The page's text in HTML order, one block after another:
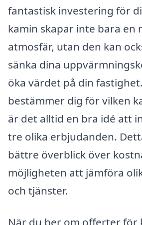
fantastisk investering för
kamin skapar inte bara en
atmosfär, utan den kan
sänka dina
öka värdet på din
bestämmer dig för vilken
är det alltid en bra idé att
tre olika erbjudanden.
bättre överblick över
möjligheten att jämföra
och tjänster.
När du ber om offerter för